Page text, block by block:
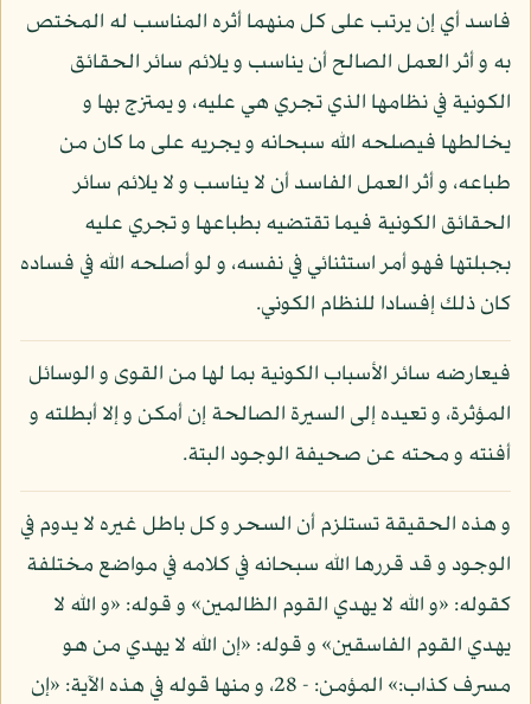
فاسد أي إن يرتب على كل منهما أثره المناسب له المختص
به و أثر العمل الصالح أن يناسب و يلائم سائر الحقائق
الكونية في نظامها الذي تجري هي عليه، و يمتزج بها و
يخالطها فيصلحه الله سبحانه و يجريه على ما كان من
طباعه، و أثر العمل الفاسد أن لا يناسب و لا يلائم سائر
الحقائق الكونية فيما تقتضيه بطباعها و تجري عليه
بجبلتها فهو أمر استثنائي في نفسه، و لو أصلحه الله في فساده
كان ذلك إفسادا للنظام الكوني.
فيعارضه سائر الأسباب الكونية بما لها من القوى و الوسائل
المؤثرة، و تعيده إلى السيرة الصالحة إن أمكن و إلا أبطلته و
أفنته و محته عن صحيفة الوجود البتة.
و هذه الحقيقة تستلزم أن السحر و كل باطل غيره لا يدوم في
الوجود و قد قررها الله سبحانه في كلامه في مواضع مختلفة
كقوله: «و الله لا يهدي القوم الظالمين» و قوله: «و الله لا
يهدي القوم الفاسقين» و قوله: «إن الله لا يهدي من هو
مسرف كذاب:» المؤمن: - 28، و منها قوله في هذه الآية: «إن